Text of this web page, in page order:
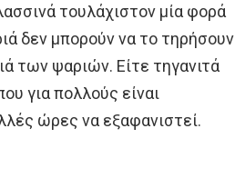
τουλάχιστον μία φορά
δεν μπορούν να το τηρήσουν
των ψαριών. Είτε τηγανιτά
για πολλούς είναι
ώρες να εξαφανιστεί.